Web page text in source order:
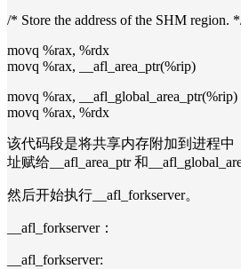
/* Store the address of the SHM region.
movq %rax, %rdx
movq %rax, __afl_area_ptr(%rip)
movq %rax, __afl_global_area_ptr(%rip)
movq %rax, %rdx
该代码段是将共享内存附加到进程中
址赋给__afl_area_ptr 和
然后开始执行__afl_forkserver。
__afl_forkserver：
__afl_forkserver: